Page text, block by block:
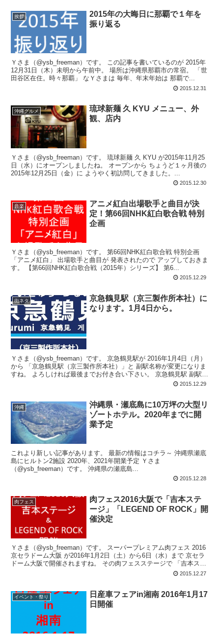
挨拶
2015年の大晦日に那覇で１年を
振り返る
Ｙさま（@ysb_freeman）です。 この記事を書いているのが 2015年
12月31日（木）未明から午前中。 場所は沖縄県那覇市の常宿。 「世
田谷区在住。時々那覇」 なＹさまは 毎年、年末年始は 那覇で...
2015.12.31
沖縄グルメ
琉球新麺 久 KYU メニュー、外
観、店内
Ｙさま（@ysb_freeman）です。 琉球新麺 久 KYU が2015年11月25
日（水）にオープンしましたね。 オープンから ちょうど１ヶ月後の
2015年12月25日（金）に ようやく初訪問してきました。...
2015.12.30
音楽
アニメ紅白出場歌手と曲目が決
定！第66回NHK紅白歌合戦 特別
企画
Ｙさま（@ysb_freeman）です。 第66回NHK紅白歌合戦 特別企画
「アニメ紅白」 出場歌手と曲目が 発表されたので アップしておきま
す。 【第66回NHK紅白歌合戦（2015年）シリーズ】 第6...
2015.12.29
街ネタ
京急鶴見駅（京三製作所本社）に
なります。1月4日から。
Ｙさま（@ysb_freeman）です。 京急鶴見駅が 2016年1月4日（月）
から 「京急鶴見駅（京三製作所本社）」と 副駅名称が変更になりま
すね。 よろしければ最後までお付き合い下さい。 京急鶴見駅 副駅
2015.12.29
沖縄
沖縄県・瀬底島に10万坪の大型リ
ゾートホテル。2020年までに開
業予定
これより新しい記事があります。 最新の情報はコチラ～ 沖縄県瀬底
島にヒルトン2施設 2020年、2021年開業予定 Ｙさま
（@ysb_freeman）です。 沖縄県の瀬底島...
2015.12.28
肉フェス
肉フェス2016大阪で「吉本ステ
ージ」「LEGEND OF ROCK」開
催決定
Ｙさま（@ysb_freeman）です。 スーパープレミアム肉フェス 2016
京セラドーム大阪 が2016年1月2日（土）から6日（水）まで 京セラ
ドーム大阪で開催されますね。 その肉フェスステージで 「吉本ス
2015.12.27
イベント・祭り
日産車フェアin湘南 2016年1月17
日開催